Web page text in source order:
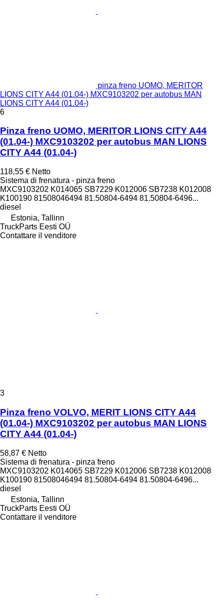
pinza freno UOMO, MERITOR
LIONS CITY A44 (01.04-) MXC9103202 per autobus MAN
LIONS CITY A44 (01.04-)
6
Pinza freno UOMO, MERITOR LIONS CITY A44
(01.04-) MXC9103202 per autobus MAN LIONS
CITY A44 (01.04-)
118,55 € Netto
Sistema di frenatura - pinza freno
MXC9103202 K014065 SB7229 K012006 SB7238 K012008
K100190 81508046494 81.50804-6494 81.50804-6496...
diesel
Estonia, Tallinn
TruckParts Eesti OÜ
Contattare il venditore
3
Pinza freno VOLVO, MERIT LIONS CITY A44
(01.04-) MXC9103202 per autobus MAN LIONS
CITY A44 (01.04-)
58,87 € Netto
Sistema di frenatura - pinza freno
MXC9103202 K014065 SB7229 K012006 SB7238 K012008
K100190 81508046494 81.50804-6494 81.50804-6496...
diesel
Estonia, Tallinn
TruckParts Eesti OÜ
Contattare il venditore